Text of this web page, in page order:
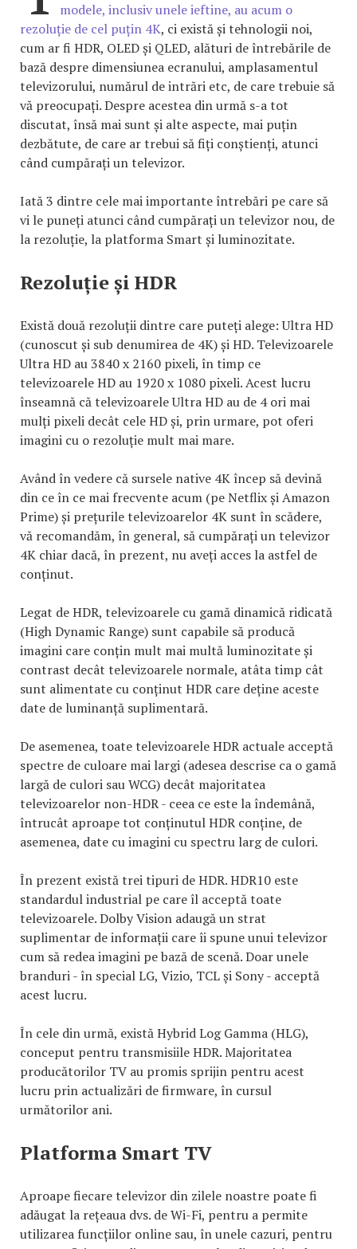
modele, inclusiv unele ieftine, au acum o
rezoluție de cel puțin 4K, ci există și tehnologii noi,
cum ar fi HDR, OLED și QLED, alături de întrebările de
bază despre dimensiunea ecranului, amplasamentul
televizorului, numărul de intrări etc, de care trebuie să
vă preocupați. Despre acestea din urmă s-a tot
discutat, însă mai sunt și alte aspecte, mai puțin
dezbătute, de care ar trebui să fiți conștienți, atunci
când cumpărați un televizor.
Iată 3 dintre cele mai importante întrebări pe care să
vi le puneți atunci când cumpărați un televizor nou, de
la rezoluție, la platforma Smart și luminozitate.
Rezoluție și HDR
Există două rezoluții dintre care puteți alege: Ultra HD
(cunoscut și sub denumirea de 4K) și HD. Televizoarele
Ultra HD au 3840 x 2160 pixeli, în timp ce
televizoarele HD au 1920 x 1080 pixeli. Acest lucru
înseamnă că televizoarele Ultra HD au de 4 ori mai
mulți pixeli decât cele HD și, prin urmare, pot oferi
imagini cu o rezoluție mult mai mare.
Având în vedere că sursele native 4K încep să devină
din ce în ce mai frecvente acum (pe Netflix și Amazon
Prime) și prețurile televizoarelor 4K sunt în scădere,
vă recomandăm, în general, să cumpărați un televizor
4K chiar dacă, în prezent, nu aveți acces la astfel de
conținut.
Legat de HDR, televizoarele cu gamă dinamică ridicată
(High Dynamic Range) sunt capabile să producă
imagini care conțin mult mai multă luminozitate și
contrast decât televizoarele normale, atâta timp cât
sunt alimentate cu conținut HDR care deține aceste
date de luminanță suplimentară.
De asemenea, toate televizoarele HDR actuale acceptă
spectre de culoare mai largi (adesea descrise ca o gamă
largă de culori sau WCG) decât majoritatea
televizoarelor non-HDR - ceea ce este la îndemână,
întrucât aproape tot conținutul HDR conține, de
asemenea, date cu imagini cu spectru larg de culori.
În prezent există trei tipuri de HDR. HDR10 este
standardul industrial pe care îl acceptă toate
televizoarele. Dolby Vision adaugă un strat
suplimentar de informații care îi spune unui televizor
cum să redea imagini pe bază de scenă. Doar unele
branduri - în special LG, Vizio, TCL și Sony - acceptă
acest lucru.
În cele din urmă, există Hybrid Log Gamma (HLG),
conceput pentru transmisiile HDR. Majoritatea
producătorilor TV au promis sprijin pentru acest
lucru prin actualizări de firmware, în cursul
următorilor ani.
Platforma Smart TV
Aproape fiecare televizor din zilele noastre poate fi
adăugat la rețeaua dvs. de Wi-Fi, pentru a permite
utilizarea funcțiilor online sau, în unele cazuri, pentru